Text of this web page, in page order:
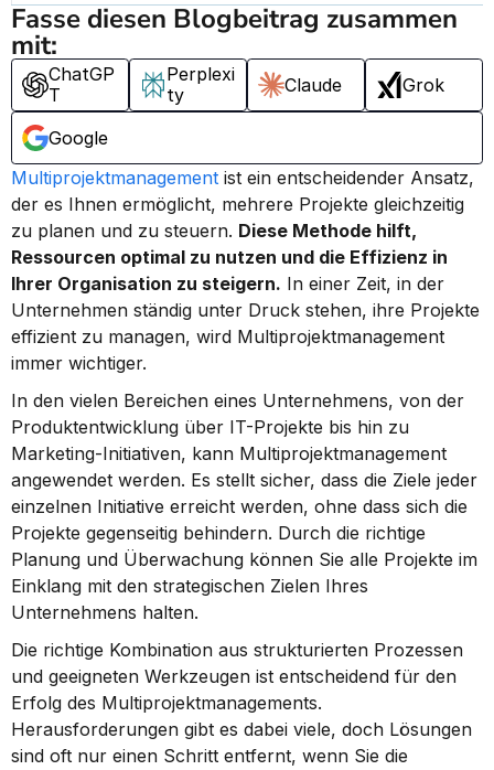
Fasse diesen Blogbeitrag zusammen
mit:
ChatGP
T
Perplexi
ty
Claude Grok
Google
Multiprojektmanagement ist ein entscheidender Ansatz,
der es Ihnen ermöglicht, mehrere Projekte gleichzeitig
zu planen und zu steuern. Diese Methode hilft,
Ressourcen optimal zu nutzen und die Effizienz in
Ihrer Organisation zu steigern. In einer Zeit, in der
Unternehmen ständig unter Druck stehen, ihre Projekte
effizient zu managen, wird Multiprojektmanagement
immer wichtiger.
In den vielen Bereichen eines Unternehmens, von der
Produktentwicklung über IT-Projekte bis hin zu
Marketing-Initiativen, kann Multiprojektmanagement
angewendet werden. Es stellt sicher, dass die Ziele jeder
einzelnen Initiative erreicht werden, ohne dass sich die
Projekte gegenseitig behindern. Durch die richtige
Planung und Überwachung können Sie alle Projekte im
Einklang mit den strategischen Zielen Ihres
Unternehmens halten.
Die richtige Kombination aus strukturierten Prozessen
und geeigneten Werkzeugen ist entscheidend für den
Erfolg des Multiprojektmanagements.
Herausforderungen gibt es dabei viele, doch Lösungen
sind oft nur einen Schritt entfernt, wenn Sie die